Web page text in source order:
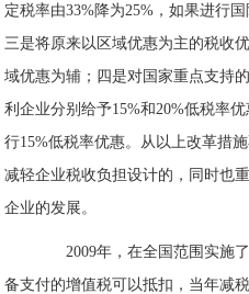
定税率由33%降为25%，如果进行
三是将原来以区域优惠为主的税收
域优惠为辅；四是对国家重点支持
利企业分别给予15%和20%低税率
行15%低税率优惠。从以上改革措
减轻企业税收负担设计的，同时也
企业的发展。
2009年，在全国范围实施了
备支付的增值税可以抵扣，当年减